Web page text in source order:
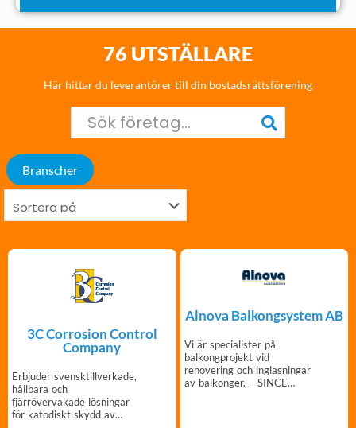
76 UTSTÄLLARE
Här hittar du leverantörer till din bostadsrättsförening
Branscher
3C Corrosion Control
Company
Erbjuder svensktillverkade,
hållbara och
fjärrövervakade lösningar
för katodiskt skydd av
Alnova Balkongsystem AB
Vi är specialister på
balkongprojekt vid
renovering och inglasningar
av balkonger. – SINCE